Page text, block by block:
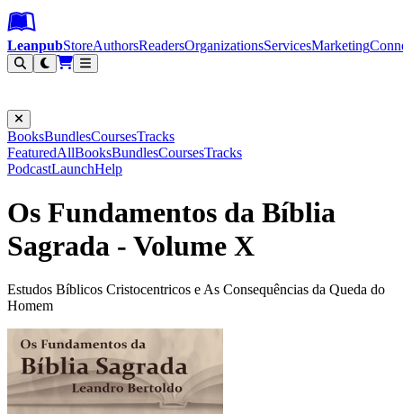
Leanpub Header
Leanpub Navigation
Skip to main content
Go to Leanpub.com
LeanpubStoreAuthorsReadersOrganizationsServicesMarketing
BooksBundlesCoursesTracks
FeaturedAllBooksBundlesCoursesTracks
PodcastLaunchHelp
Os Fundamentos da Bíblia
Sagrada - Volume X
Estudos Bíblicos Cristocentricos e As Consequências da Queda do
Homem